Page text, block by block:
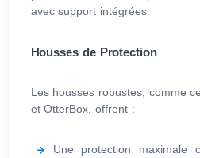
avec support intégrées.
Housses de Protection
Les housses robustes, comme
et OtterBox, offrent :
Une protection maximale